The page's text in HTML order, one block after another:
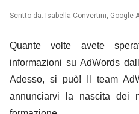
Scritto da: Isabella Convertini, Google
Quante volte avete
informazioni su AdWords
Adesso, si può! Il team
annunciarvi la nascita dei